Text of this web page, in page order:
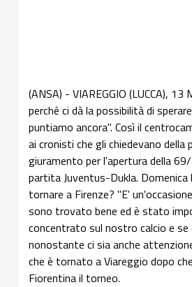
(ANSA) - VIAREGGIO (LUCCA),
perché ci dà la possibilità di
puntiamo ancora". Così il
ai cronisti che gli chiedevano
giuramento per l'apertura della
partita Juventus-Dukla.
tornare a Firenze? "E'
sono trovato bene ed è stato
concentrato sul nostro calcio e se
nonostante ci sia anche
che è tornato a Viareggio dopo
Fiorentina il torneo.